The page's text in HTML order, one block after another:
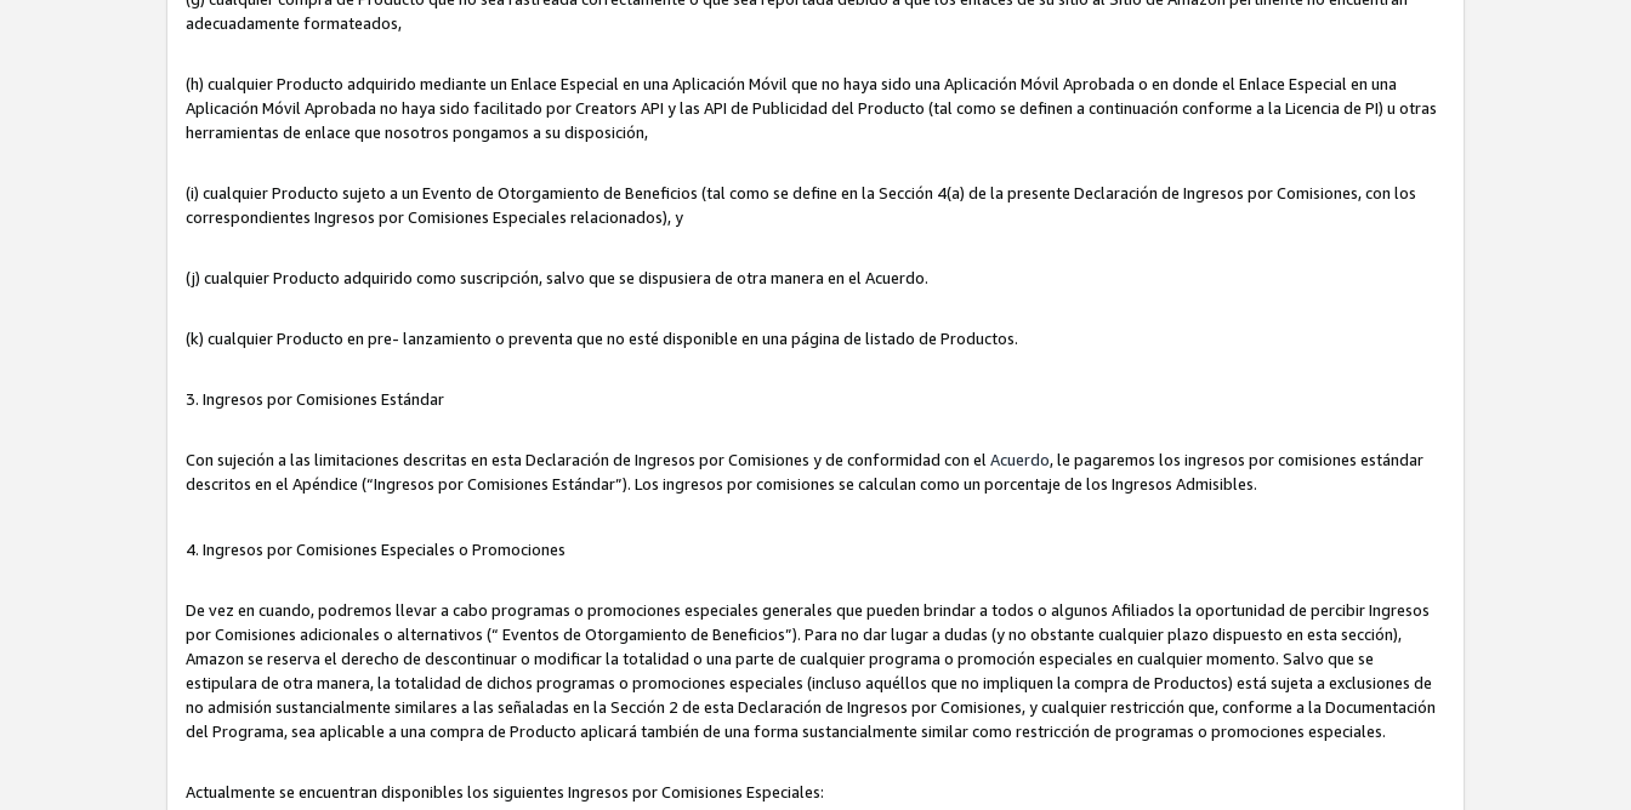
adecuadamente formateados,
(h) cualquier Producto adquirido mediante un Enlace Especial en una Aplicación Móvil que no haya sido una Aplicación Móvil Aprobada o en donde el Enlace Especial en una
Aplicación Móvil Aprobada no haya sido facilitado por Creators API y las API de Publicidad del Producto (tal como se definen a continuación conforme a la Licencia de PI) u otras
herramientas de enlace que nosotros pongamos a su disposición,
(i) cualquier Producto sujeto a un Evento de Otorgamiento de Beneficios (tal como se define en la Sección 4(a) de la presente Declaración de Ingresos por Comisiones, con los
correspondientes Ingresos por Comisiones Especiales relacionados), y
(j) cualquier Producto adquirido como suscripción, salvo que se dispusiera de otra manera en el Acuerdo.
(k) cualquier Producto en pre- lanzamiento o preventa que no esté disponible en una página de listado de Productos.
3. Ingresos por Comisiones Estándar
Con sujeción a las limitaciones descritas en esta Declaración de Ingresos por Comisiones y de conformidad con el Acuerdo, le pagaremos los ingresos por comisiones estándar
descritos en el Apéndice (“Ingresos por Comisiones Estándar”). Los ingresos por comisiones se calculan como un porcentaje de los Ingresos Admisibles.
4. Ingresos por Comisiones Especiales o Promociones
De vez en cuando, podremos llevar a cabo programas o promociones especiales generales que pueden brindar a todos o algunos Afiliados la oportunidad de percibir Ingresos
por Comisiones adicionales o alternativos (“ Eventos de Otorgamiento de Beneficios”). Para no dar lugar a dudas (y no obstante cualquier plazo dispuesto en esta sección),
Amazon se reserva el derecho de descontinuar o modificar la totalidad o una parte de cualquier programa o promoción especiales en cualquier momento. Salvo que se
estipulara de otra manera, la totalidad de dichos programas o promociones especiales (incluso aquéllos que no impliquen la compra de Productos) está sujeta a exclusiones de
no admisión sustancialmente similares a las señaladas en la Sección 2 de esta Declaración de Ingresos por Comisiones, y cualquier restricción que, conforme a la Documentación
del Programa, sea aplicable a una compra de Producto aplicará también de una forma sustancialmente similar como restricción de programas o promociones especiales.
Actualmente se encuentran disponibles los siguientes Ingresos por Comisiones Especiales: